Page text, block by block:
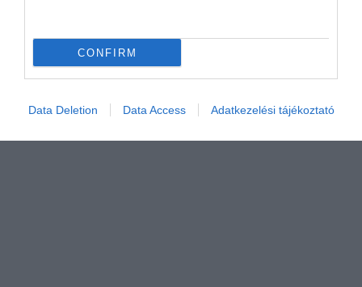
CONFIRM
Data Deletion Data Access Adatkezelési tájékoztató